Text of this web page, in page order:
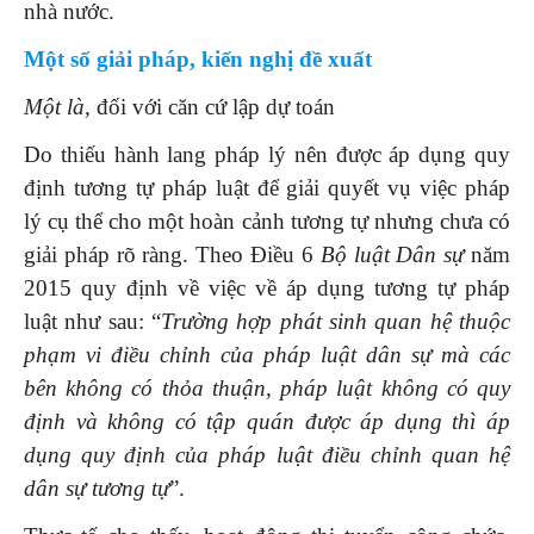
nhà nước.
Một số giải pháp, kiến nghị đề xuất
Một là, đối với căn cứ lập dự toán
Do thiếu hành lang pháp lý nên được áp dụng quy
định tương tự pháp luật để giải quyết vụ việc pháp
lý cụ thể cho một hoàn cảnh tương tự nhưng chưa có
giải pháp rõ ràng. Theo Điều 6 Bộ luật Dân sựnăm
2015 quy định về việc về áp dụng tương tự pháp
luật như sau: “Trường hợp phát sinh quan hệ thuộc
phạm vi điều chỉnh của pháp luật dân sự mà các
bên không có thỏa thuận, pháp luật không có quy
định và không có tập quán được áp dụng thì áp
dụng quy định của pháp luật điều chỉnh quan hệ
dân sự tương tự”.